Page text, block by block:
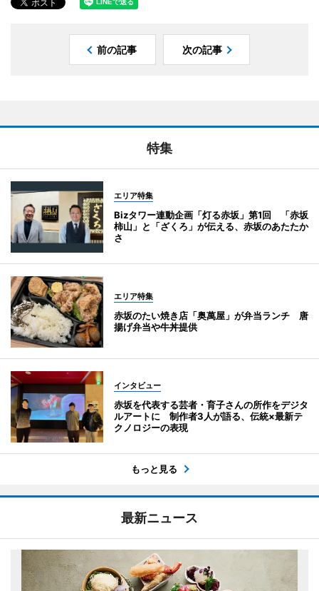
前の記事 次の記事
特集
エリア特集
Bizタワー連動企画「灯る赤坂」第1回 「赤坂
柿山」と「ざくろ」が伝える、赤坂のあたたか
さ
エリア特集
赤坂のたい焼き店「奥萬屋」が弁当ランチ 唐
揚げ弁当や牛丼提供
インタビュー
赤坂を代表する芸者・育子さんの所作をデジタ
ルアートに 制作者3人が語る、伝統×最新テ
クノロジーの表現
もっと見る
最新ニュース